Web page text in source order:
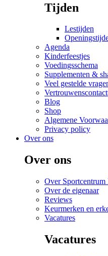
Tijden
Lestijden
Agenda
Kinderfeestjes
Voedingsschema
Supplementen &
Veel gestelde
Blog
Shop
Algemene
Privacy policy
Over ons
Over ons
Over Sportcentrum
Over de eigenaar
Reviews
Keurmerken en
Vacatures
Vacatures